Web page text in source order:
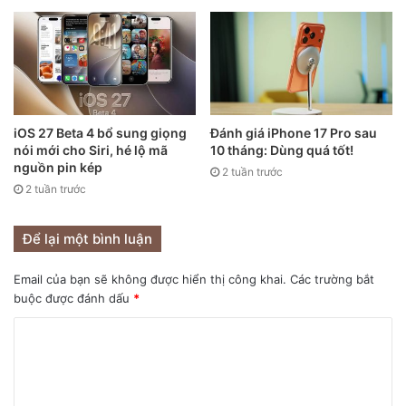
Google và Anthropic là những
iOS 27 Beta 4 bổ sung giọng
nói mới cho Siri, hé lộ mã
nguồn pin kép
2 tuần trước
Đánh giá iPhone 17 Pro sau
10 tháng: Dùng quá tốt!
2 tuần trước
Để lại một bình luận
Email của bạn sẽ không được hiển thị công khai. Các trường bắt
buộc được đánh dấu *